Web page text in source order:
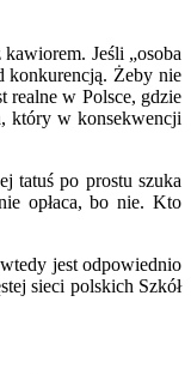
Jeśli „osoba
konkurencją. Żeby nie
realne w Polsce, gdzie
który w konsekwencji
tatuś po prostu szuka
opłaca, bo nie. Kto
jest odpowiednio
sieci polskich Szkół